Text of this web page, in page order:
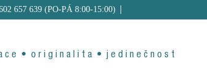
c e • o r i g i n a l i t a • j e d i n e č n o s t
657 639 (PO-PÁ 8:00-15:00)